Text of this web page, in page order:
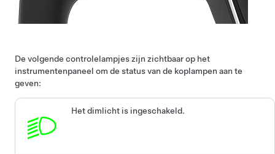
De volgende controlelampjes zijn zichtbaar op het
instrumentenpaneel om de status van de koplampen aan te
geven:
Het dimlicht is ingeschakeld.